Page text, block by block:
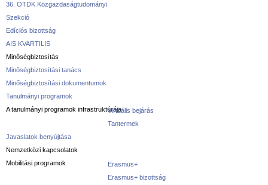
36. OTDK Közgazdaságtudományi
Szekció
Edíciós bizottság
AIS KVARTILIS
Minőségbiztosítás
Minőségbiztosítási tanács
Minőségbiztosítási dokumentumok
Tanulmányi programok
A tanulmányi programok infrastruktúrájaVirtuális bejárás
Tantermek
Javaslatok benyújtása
Nemzetközi kapcsolatok
Mobilitási programok
Erasmus+
Erasmus+ bizottság